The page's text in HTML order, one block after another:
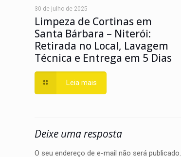
30 de julho de 2025
Limpeza de Cortinas em
Santa Bárbara – Niterói:
Retirada no Local, Lavagem
Técnica e Entrega em 5 Dias
Leia mais
Deixe uma resposta
O seu endereço de e-mail não será publicado.